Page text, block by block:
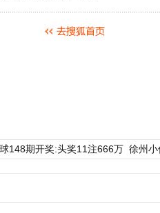
148期开奖:头奖11注666万 徐州